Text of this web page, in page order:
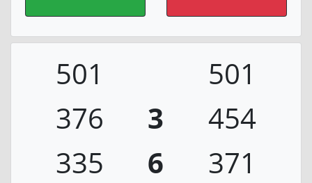
501
501
376
3
454
335
6
371